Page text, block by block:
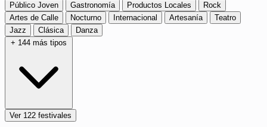
Público Joven
Gastronomía Productos Locales
Rock
Artes de Calle
Nocturno Internacional Artesanía
Teatro
Jazz
Clásica
Danza
+ 144 más tipos
Ver 122 festivales